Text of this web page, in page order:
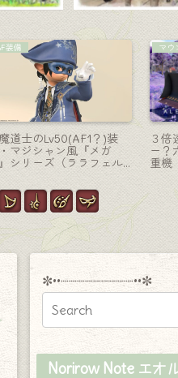
者-魔道書
ゾディアックウェポン
段階・光る黒い魔道書
マダレムジエン・ネク
ス』
コー
【ミ
騎士
織『
（
✼••┈┈┈┈┈┈┈┈┈••✼
Norirow Note エオ